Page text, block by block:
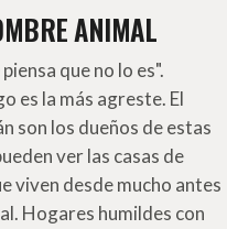
ANIMAL
que no lo es".
es la más agreste. El
son los dueños de estas
ver las casas de
viven desde mucho antes
Hogares humildes con